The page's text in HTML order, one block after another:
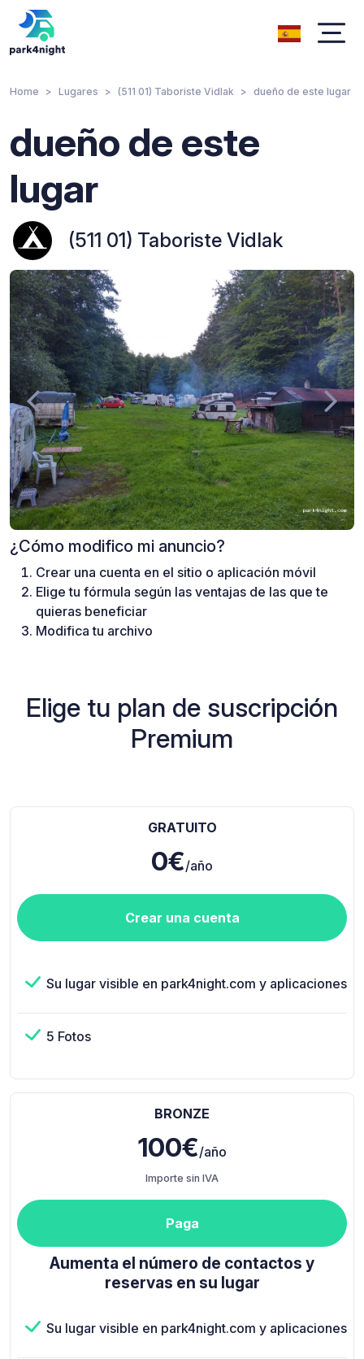
Home Lugares (511 01) Taboriste Vidlak dueño de este lugar
dueño de este
lugar
(511 01) Taboriste Vidlak
¿Cómo modifico mi anuncio?
Crear una cuenta en el sitio o aplicación móvil
Elige tu fórmula según las ventajas de las que te
quieras beneficiar
Modifica tu archivo
Elige tu plan de suscripción
Premium
GRATUITO
0€/año
Crear una cuenta
Su lugar visible en park4night.com y aplicaciones
5 Fotos
BRONZE
100€/año
Importe sin IVA
Paga
Aumenta el número de contactos y
reservas en su lugar
Su lugar visible en park4night.com y aplicaciones